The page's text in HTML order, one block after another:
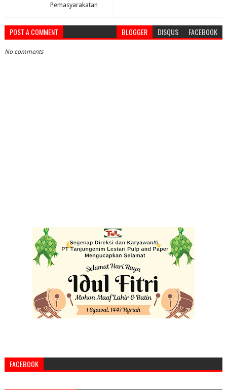
Pemasyarakatan
POST A COMMENT BLOGGER DISQUS FACEBOOK
No comments
FACEBOOK